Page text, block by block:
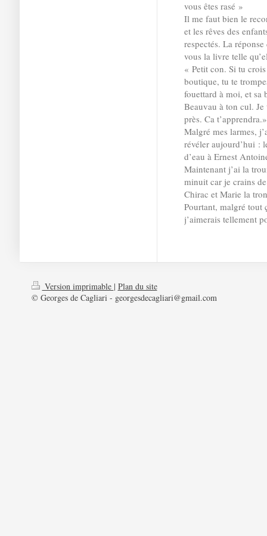
vous êtes rasé »
Il me faut bien le
et les rêves des
respectés. La
vous la livre telle
« Petit con. Si tu
boutique, tu te
fouettard à moi, et sa
Beauvau à ton cul. Je
près. Ca t’apprendra.»
Malgré mes larmes,
révéler aujourd’hui :
d’eau à Ernest
Maintenant j’ai la
minuit car je crains
Chirac et Marie la
Pourtant, malgré tout
j’aimerais tellement
Version imprimable | Plan du site
© Georges de Cagliari - georgesdecagliari@gmail.com